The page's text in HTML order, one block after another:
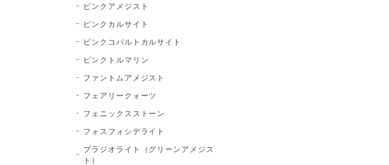
ピンクアメジスト
ピンクカルサイト
ピンクコバルトカルサイト
ピンクトルマリン
ファントムアメジスト
フェアリークォーツ
フェニックスストーン
フォスフォシデライト
プラジオライト（グリーンアメジス
ト）